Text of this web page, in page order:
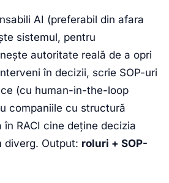
AI (preferabil din afara
sistemul, pentru
autoritate reală de a opri
în decizii, scrie SOP-uri
(cu human-in-the-loop
companiile cu structură
RACI cine deține decizia
diverg. Output: roluri + SOP-